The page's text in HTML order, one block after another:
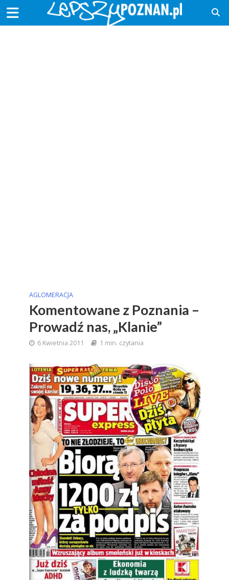
AGLOMERACJA
Komentowane z Poznania –
Prowadź nas, „Klanie”
6 Kwietnia 2011 1 min. czytania